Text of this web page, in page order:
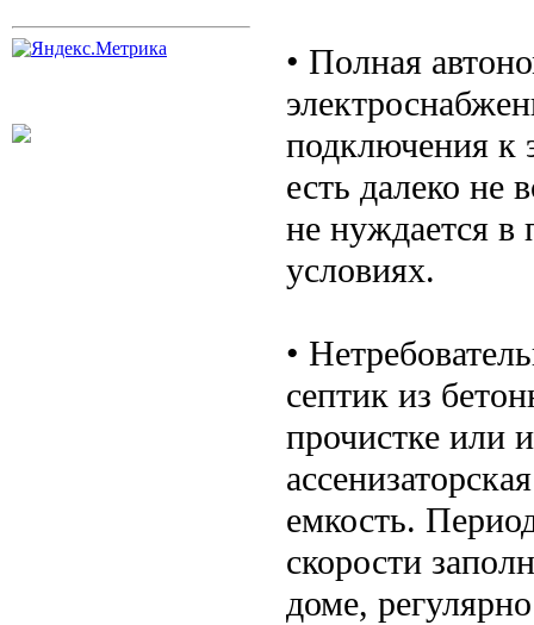
• Полная
подключения к
есть далеко не
не нуждается в
условиях.
•
септик из
прочистке или
емкость.
скорости
доме,